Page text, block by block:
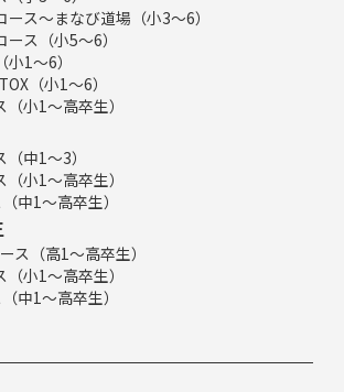
ス～まなび道場（小3～6）
ス（小5～6）
1～6）
（小1～6）
小1～高卒生）
中1～3）
小1～高卒生）
中1～高卒生）
ス（高1～高卒生）
小1～高卒生）
中1～高卒生）